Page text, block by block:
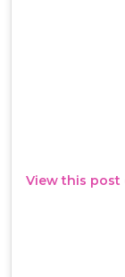
View this post